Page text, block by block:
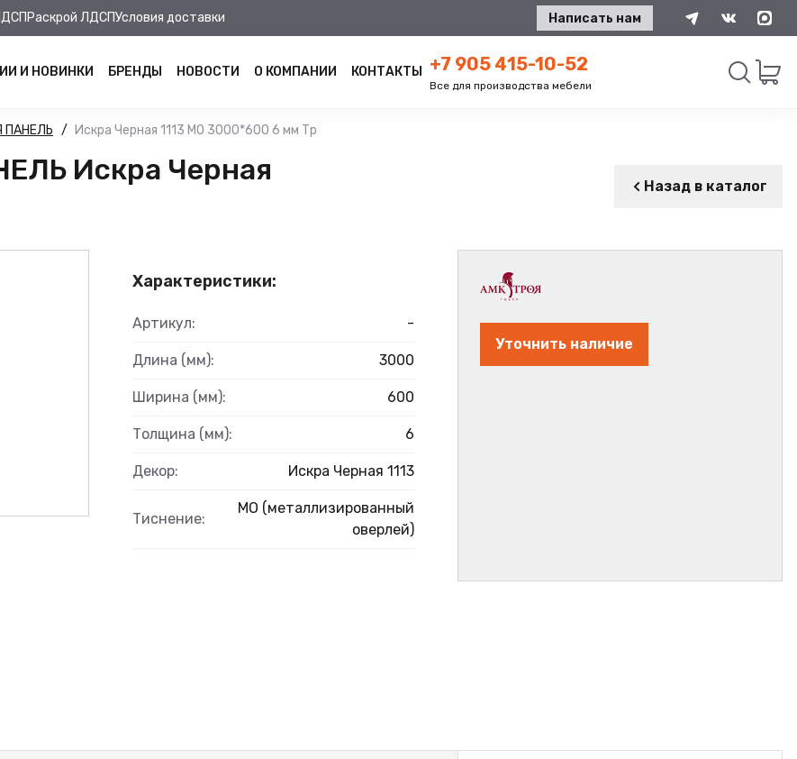
Раскрой ЛДСПУсловия доставки Написать нам
И НОВИНКИ БРЕНДЫ НОВОСТИ О КОМПАНИИ КОНТАКТЫ +7 905 415-10-52
Все для производства мебели
ПАНЕЛЬ Искра Черная 1113 MO 3000*600 6 мм Тр
Искра Черная
Назад в каталог
Характеристики:
Артикул: -
Длина (мм): 3000
Ширина (мм): 600
Толщина (мм): 6
Декор: Искра Черная 1113
Тиснение:
MO (металлизированный
оверлей)
Уточнить наличие